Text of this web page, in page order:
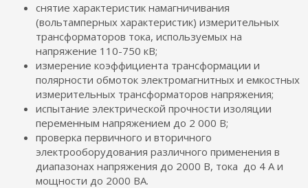
снятие характеристик намагничивания
(вольтамперных характеристик) измерительных
трансформаторов тока, используемых на
напряжение 110-750 кВ;
измерение коэффициента трансформации и
полярности обмоток электромагнитных и емкостных
измерительных трансформаторов напряжения;
испытание электрической прочности изоляции
переменным напряжением до 2 000 В;
проверка первичного и вторичного
электрооборудования различного применения в
диапазонах напряжения до 2000 В, тока до 4 А и
мощности до 2000 ВА.